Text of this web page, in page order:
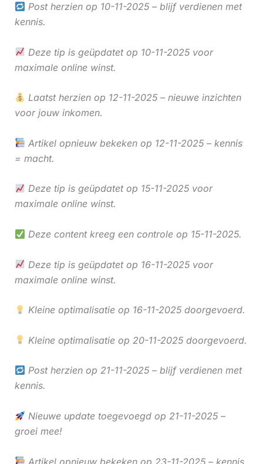
Post herzien op 10-11-2025 – blijf verdienen met
kennis.
Deze tip is geüpdatet op 10-11-2025 voor
maximale online winst.
Laatst herzien op 12-11-2025 – nieuwe inzichten
voor jouw inkomen.
Artikel opnieuw bekeken op 12-11-2025 – kennis
= macht.
Deze tip is geüpdatet op 15-11-2025 voor
maximale online winst.
Deze content kreeg een controle op 15-11-2025.
Deze tip is geüpdatet op 16-11-2025 voor
maximale online winst.
Kleine optimalisatie op 16-11-2025 doorgevoerd.
Kleine optimalisatie op 20-11-2025 doorgevoerd.
Post herzien op 21-11-2025 – blijf verdienen met
kennis.
Nieuwe update toegevoegd op 21-11-2025 –
groei mee!
Artikel opnieuw bekeken op 23-11-2025 – kennis